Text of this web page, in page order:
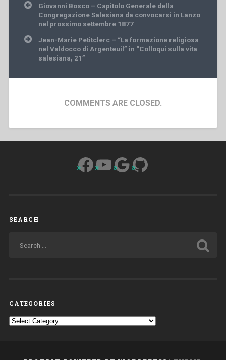
Post
navigation
Giovanni Bosco – Capitolo Generale della
Congregazione Salesiana da convocarsi in Lanzo
nel prossimo settembre 1877
Jean-Marie Petitclerc – “La formazione religiosa
nel Valdocco di Argenteuil” in “Colloqui sulla vita
salesiana, 21”
COMMENTS ARE CLOSED.
Facebook
YouTube
Google
GitHub
SEARCH
CATEGORIES
Categories